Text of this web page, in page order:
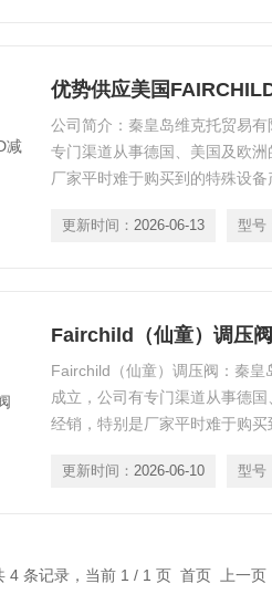
优势供应美国
公司简介：秦皇岛维克托贸易
专门渠道从事德国、美国及欧
厂家平时难于购买到的特殊设
更新时间： 2026-06-13 型号
Fairchild（仙童）调压阀
Fairchild（仙童）调压阀：秦
成立，公司有专门渠道从事德
经销，特别是厂家平时难于购买
更新时间： 2026-06-10 型号
4 条记录，当前 1 / 1 页 首页 上一